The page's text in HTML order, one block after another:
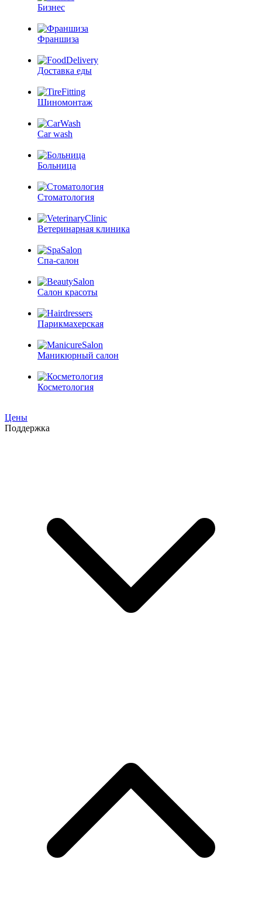
Бизнес
Франшиза
Доставка еды
Шиномонтаж
Car wash
Больница
Стоматология
Ветеринарная клиника
Спа-салон
Салон красоты
Парикмахерская
Маникюрный салон
Косметология
Цены
Поддержка